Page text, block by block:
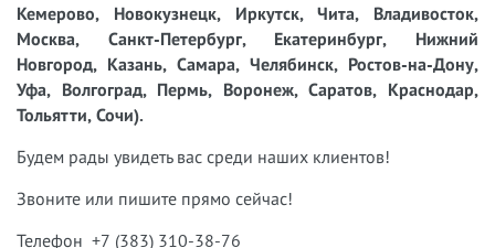
Кемерово, Новокузнецк, Иркутск, Чита, Владивосток,
Москва, Санкт-Петербург, Екатеринбург, Нижний
Новгород, Казань, Самара, Челябинск, Ростов-на-Дону,
Уфа, Волгоград, Пермь, Воронеж, Саратов, Краснодар,
Тольятти, Сочи).
Будем рады увидеть вас среди наших клиентов!
Звоните или пишите прямо сейчас!
Телефон +7 (383) 310-38-76